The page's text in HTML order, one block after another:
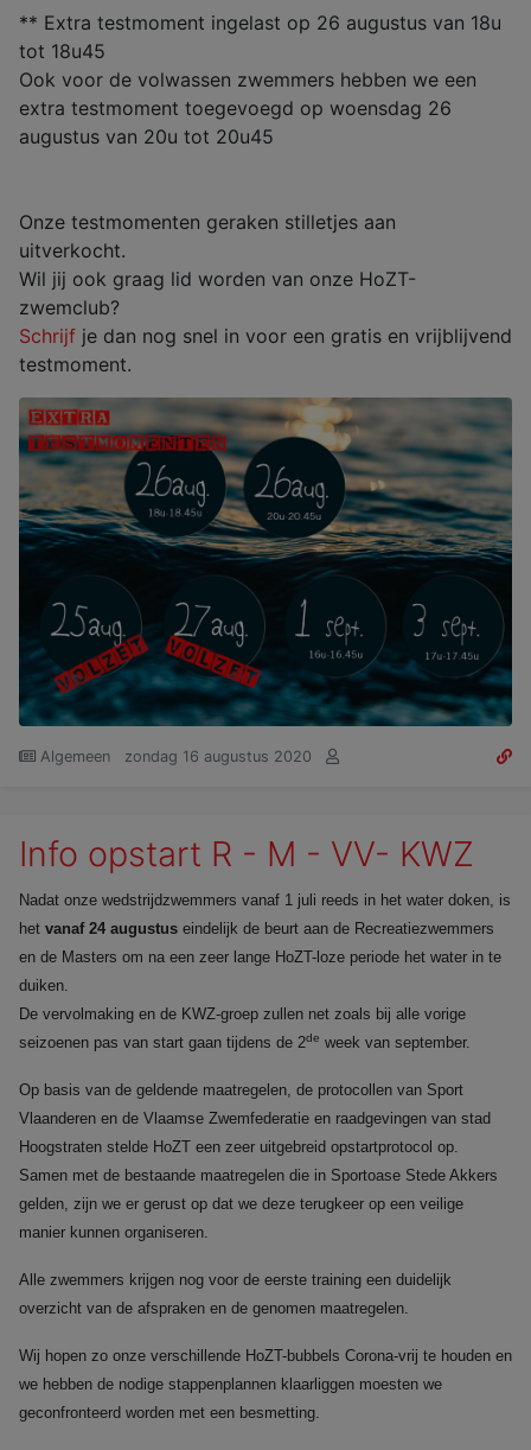
** Extra testmoment ingelast op 26 augustus van 18u
tot 18u45
Ook voor de volwassen zwemmers hebben we een
extra testmoment toegevoegd op woensdag 26
augustus van 20u tot 20u45
Onze testmomenten geraken stilletjes aan
uitverkocht.
Wil jij ook graag lid worden van onze HoZT-
zwemclub?
Schrijf je dan nog snel in voor een gratis en vrijblijvend
testmoment.
Algemeen zondag 16 augustus 2020
Info opstart R - M - VV- KWZ
Nadat onze wedstrijdzwemmers vanaf 1 juli reeds in het water doken, is
het vanaf 24 augustus eindelijk de beurt aan de Recreatiezwemmers
en de Masters om na een zeer lange HoZT-loze periode het water in te
duiken.
De vervolmaking en de KWZ-groep zullen net zoals bij alle vorige
seizoenen pas van start gaan tijdens de 2de week van september.
Op basis van de geldende maatregelen, de protocollen van Sport
Vlaanderen en de Vlaamse Zwemfederatie en raadgevingen van stad
Hoogstraten stelde HoZT een zeer uitgebreid opstartprotocol op.
Samen met de bestaande maatregelen die in Sportoase Stede Akkers
gelden, zijn we er gerust op dat we deze terugkeer op een veilige
manier kunnen organiseren.
Alle zwemmers krijgen nog voor de eerste training een duidelijk
overzicht van de afspraken en de genomen maatregelen.
Wij hopen zo onze verschillende HoZT-bubbels Corona-vrij te houden en
we hebben de nodige stappenplannen klaarliggen moesten we
geconfronteerd worden met een besmetting.